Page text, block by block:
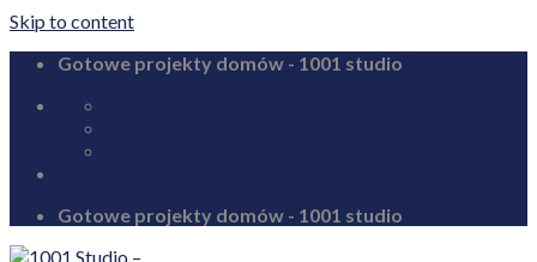
Skip to content
Gotowe projekty domów - 1001 studio
Gotowe projekty domów - 1001 studio